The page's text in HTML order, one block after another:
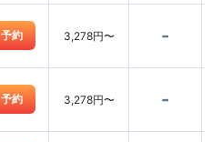
予約 3,278円〜 -
予約 3,278円〜 -